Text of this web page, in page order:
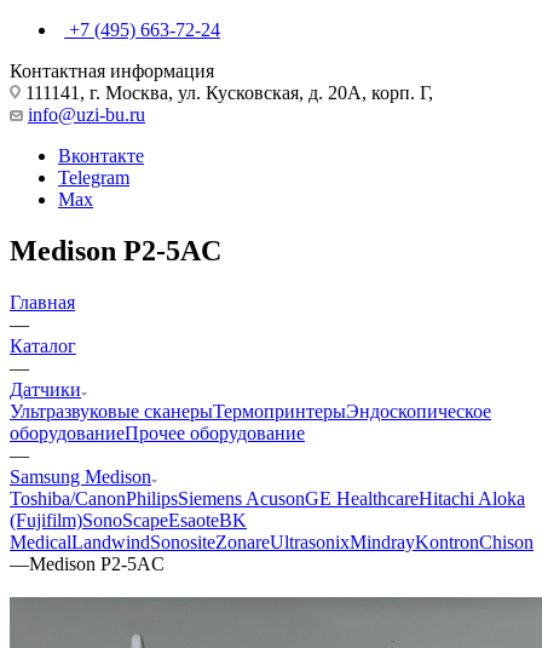
+7 (495) 663-72-24
Контактная информация
111141, г. Москва, ул. Кусковская, д. 20А, корп. Г,
info@uzi-bu.ru
Вконтакте
Telegram
Max
Medison P2-5AC
Главная
—
Каталог
—
Датчики
Ультразвуковые сканерыТермопринтерыЭндоскопическое
оборудованиеПрочее оборудование
—
Samsung Medison
Toshiba/CanonPhilipsSiemens AcusonGE HealthcareHitachi Aloka
(Fujifilm)SonoScapeEsaoteBK
MedicalLandwindSonositeZonareUltrasonixMindrayKontronChison
—Medison P2-5AC